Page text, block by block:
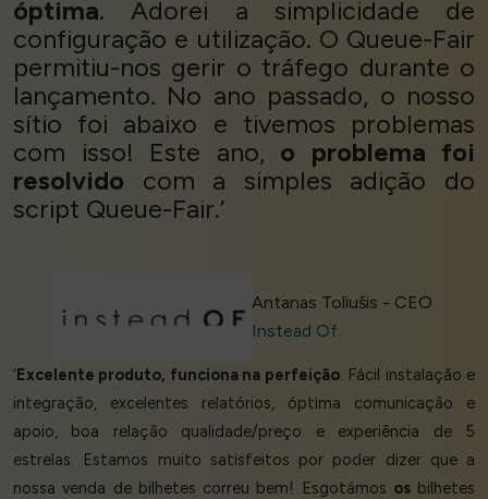
óptima. Adorei a simplicidade de
configuração e utilização. O Queue-Fair
permitiu-nos gerir o tráfego durante o
lançamento. No ano passado, o nosso
sítio foi abaixo e tivemos problemas
com isso! Este ano, o problema foi
resolvido com a simples adição do
script Queue-Fair.’
Antanas Toliušis - CEO
Instead Of
‘Excelente produto, funciona na perfeição. Fácil instalação e
integração, excelentes relatórios, óptima comunicação e
apoio, boa relação qualidade/preço e experiência de 5
estrelas. Estamos muito satisfeitos por poder dizer que a
nossa venda de bilhetes correu bem! Esgotámos osbilhetes